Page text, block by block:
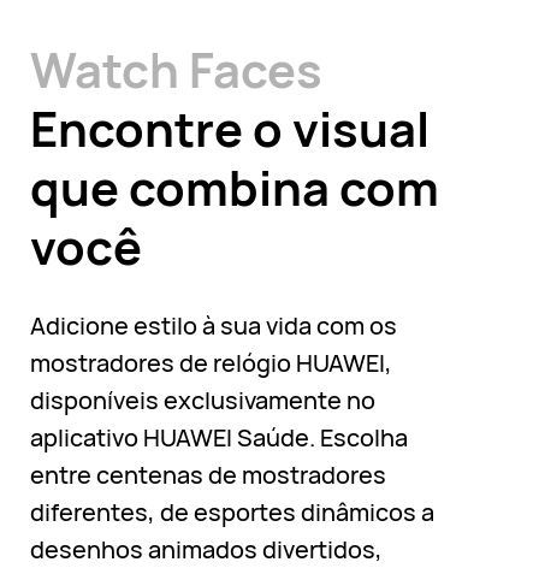
Watch Faces
Encontre o visual
que combina com
você
Adicione estilo à sua vida com os
mostradores de relógio HUAWEI,
disponíveis exclusivamente no
aplicativo HUAWEI Saúde. Escolha
entre centenas de mostradores
diferentes, de esportes dinâmicos a
desenhos animados divertidos,